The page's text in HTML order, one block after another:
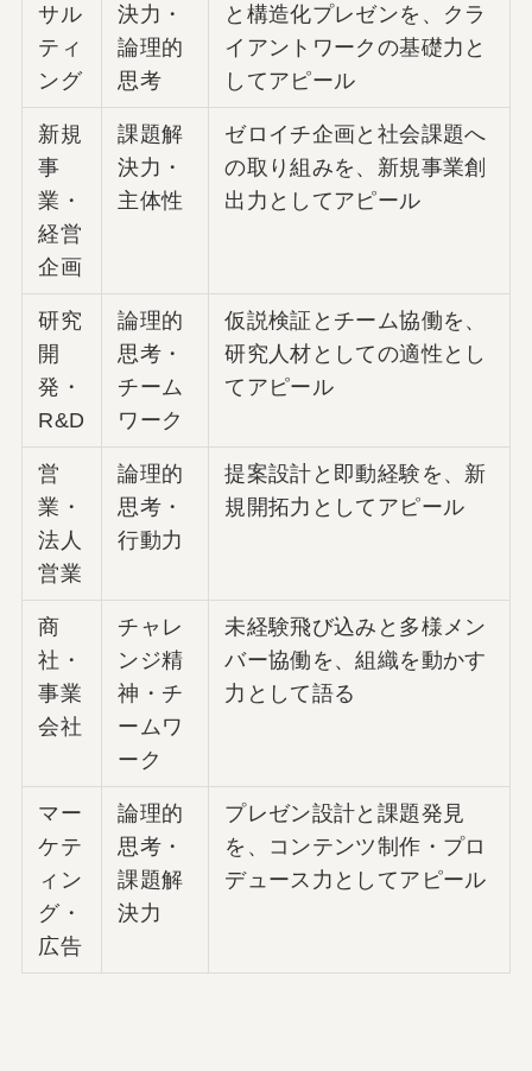
サル
ティ
ング
決力・
論理的
思考
と構造化プレゼンを、クラ
イアントワークの基礎力と
してアピール
新規
事
業・
経営
企画
課題解
決力・
主体性
ゼロイチ企画と社会課題へ
の取り組みを、新規事業創
出力としてアピール
研究
開
発・
R&D
論理的
思考・
チーム
ワーク
仮説検証とチーム協働を、
研究人材としての適性とし
てアピール
営
業・
法人
営業
論理的
思考・
行動力
提案設計と即動経験を、新
規開拓力としてアピール
商
社・
事業
会社
チャレ
ンジ精
神・チ
ームワ
ーク
未経験飛び込みと多様メン
バー協働を、組織を動かす
力として語る
マー
ケテ
ィン
グ・
広告
論理的
思考・
課題解
決力
プレゼン設計と課題発見
を、コンテンツ制作・プロ
デュース力としてアピール